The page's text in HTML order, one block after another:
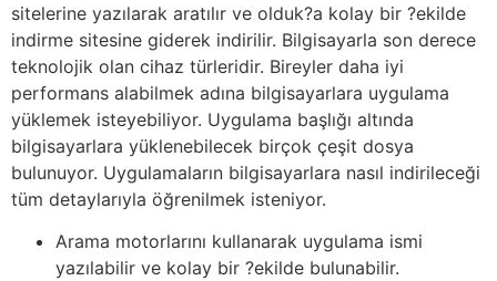
sitelerine yazılarak aratılır ve olduk?a kolay bir ?ekilde
indirme sitesine giderek indirilir. Bilgisayarla son derece
teknolojik olan cihaz türleridir. Bireyler daha iyi
performans alabilmek adına bilgisayarlara uygulama
yüklemek isteyebiliyor. Uygulama başlığı altında
bilgisayarlara yüklenebilecek birçok çeşit dosya
bulunuyor. Uygulamaların bilgisayarlara nasıl indirileceği
tüm detaylarıyla öğrenilmek isteniyor.
Arama motorlarını kullanarak uygulama ismi
yazılabilir ve kolay bir ?ekilde bulunabilir.